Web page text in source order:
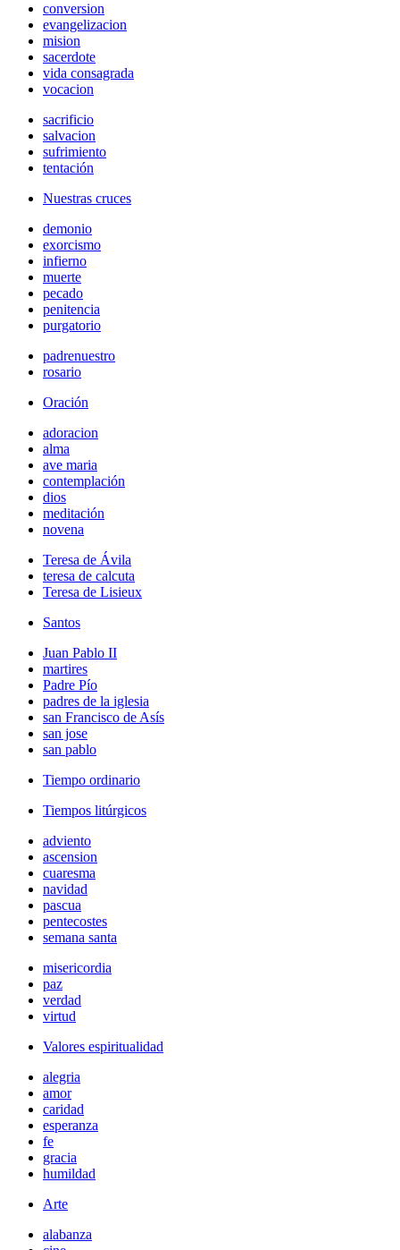
conversion
evangelizacion
mision
sacerdote
vida consagrada
vocacion
sacrificio
salvacion
sufrimiento
tentación
Nuestras cruces
demonio
exorcismo
infierno
muerte
pecado
penitencia
purgatorio
padrenuestro
rosario
Oración
adoracion
alma
ave maria
contemplación
dios
meditación
novena
Teresa de Ávila
teresa de calcuta
Teresa de Lisieux
Santos
Juan Pablo II
martires
Padre Pío
padres de la iglesia
san Francisco de Asís
san jose
san pablo
Tiempo ordinario
Tiempos litúrgicos
adviento
ascension
cuaresma
navidad
pascua
pentecostes
semana santa
misericordia
paz
verdad
virtud
Valores espiritualidad
alegria
amor
caridad
esperanza
fe
gracia
humildad
Arte
alabanza